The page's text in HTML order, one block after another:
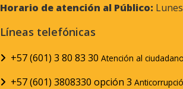
Horario de atención al Público:
Líneas telefónicas
+57 (601) 3 80 83 30 Atención al
+57 (601) 3808330 opción 3